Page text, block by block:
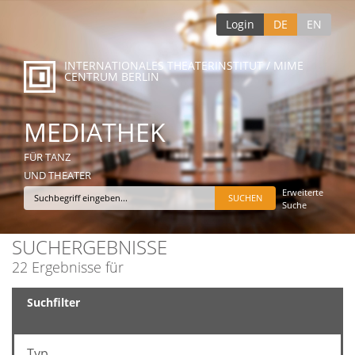
Login DE EN
INTERNATIONALES THEATERINSTITUT / MIME
CENTRUM BERLIN
MEDIATHEK
FÜR TANZ
UND THEATER
Erweiterte
Suche
SUCHERGEBNISSE
22 Ergebnisse für
Suchfilter